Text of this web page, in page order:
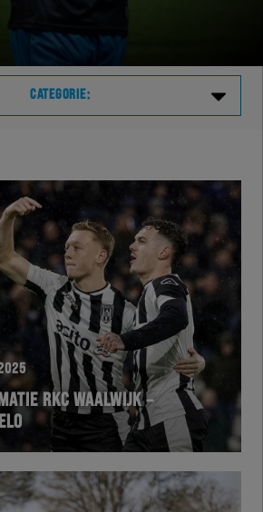
CATEGORIE:
RKC WAALWIJK –